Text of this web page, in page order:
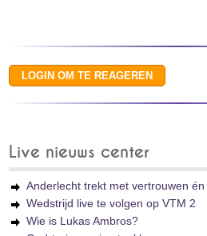
Live nieuws center
Anderlecht trekt met vertrouwen
Wedstrijd live te volgen op VTM 2
Wie is Lukas Ambros?